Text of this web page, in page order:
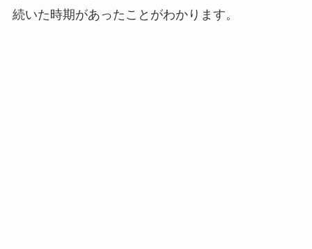
続いた時期があったことがわかります。